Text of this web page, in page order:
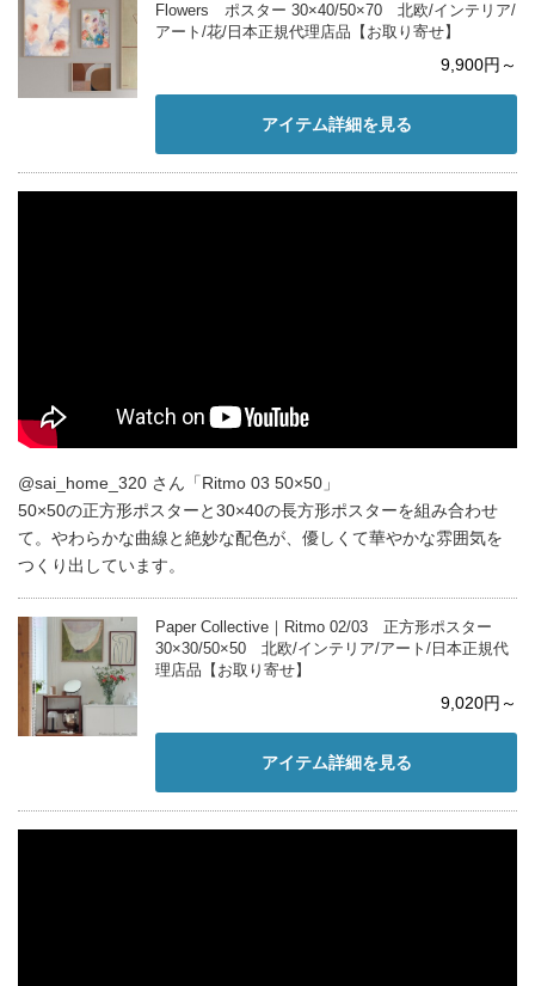
Flowers ポスター 30×40/50×70 北欧/インテリア/
アート/花/日本正規代理店品【お取り寄せ】
9,900円～
アイテム詳細を見る
@sai_home_320 さん「Ritmo 03 50×50」
50×50の正方形ポスターと30×40の長方形ポスターを組み合わせ
て。やわらかな曲線と絶妙な配色が、優しくて華やかな雰囲気を
つくり出しています。
Paper Collective｜Ritmo 02/03 正方形ポスター
30×30/50×50 北欧/インテリア/アート/日本正規代
理店品【お取り寄せ】
9,020円～
アイテム詳細を見る